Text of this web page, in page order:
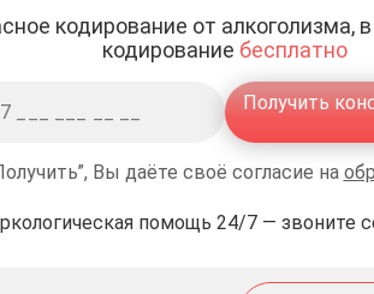
кодирование от алкоголизма,
кодирование бесплатно
Получить
Вы даёте своё согласие на
помощь 24/7 — звоните